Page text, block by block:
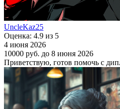
UncleKaz25
Оценка: 4.9 из 5
4 июня 2026
10000 руб. до 8 июня 2026
Приветствую, готов помочь с